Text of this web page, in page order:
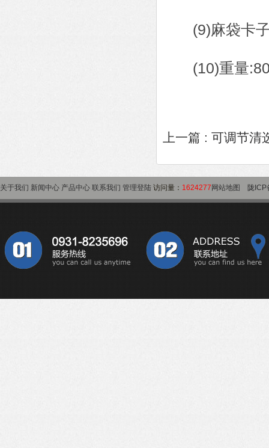
(9)麻袋卡子
(10)重量
上一篇 : 可调节清
关于我们 新闻中心 产品中心 联系我们 管理登陆 访问量： 1624277 网站地图 陇